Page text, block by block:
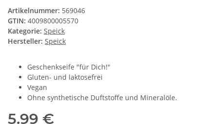
Artikelnummer: 569046
GTIN: 4009800005570
Kategorie: Speick
Hersteller: Speick
Geschenkseife "für Dich!"
Gluten- und laktosefrei
Vegan
Ohne synthetische Duftstoffe und Mineralöle.
5.99 €